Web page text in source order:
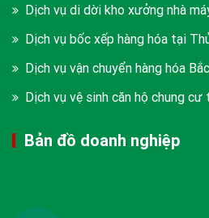
Dịch vụ di dời kho xưởng nhà
Dịch vụ bốc xếp hàng hóa tại
Dịch vụ vận chuyển hàng hóa
Dịch vụ vệ sinh căn hộ chung
Bản đồ doanh nghiệp